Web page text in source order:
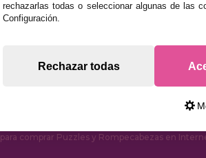
tus puzzles a cualquier ciudad
Castellón, Ceuta, Ciudad Real,
Melilla, Murcia, Navarra, Orense,
rápidas en territorio peninsular,
comprar Puzzles y Rompecabezas en
rechazarlas todas o seleccionar algunas de las
Configuración.
Rechazar todas